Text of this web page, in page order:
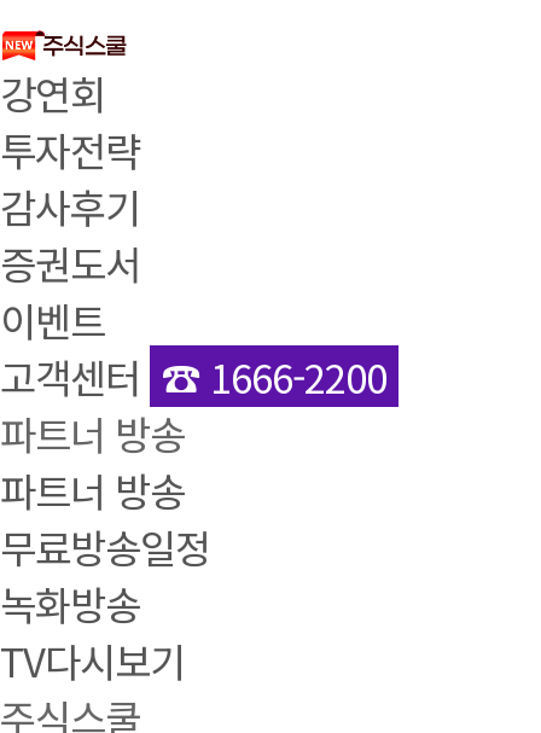
강연회
투자전략
감사후기
증권도서
이벤트
고객센터 ☎ 1666-2200
파트너 방송
파트너 방송
무료방송일정
녹화방송
TV다시보기
주식스쿨